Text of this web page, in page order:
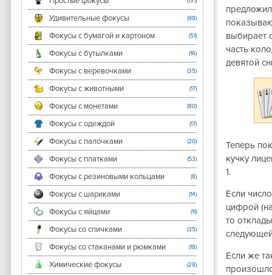
Удивительные фокусы (98)
Фокусы с бумагой и картоном (51)
Фокусы с бутылками (16)
Фокусы с веревочками (35)
Фокусы с животными (17)
Фокусы с монетами (80)
Фокусы с одеждой (17)
Фокусы с палочками (20)
Фокусы с платками (53)
Фокусы с резиновыми кольцами (8)
Фокусы с шариками (14)
Фокусы с яйцами (11)
Фокусы со спичками (35)
Фокусы со стаканами и рюмками (18)
Химические фокусы (28)
выбирает
часть
девятой
Теперь
кучку
1.
Если
цифрой
то
Если же